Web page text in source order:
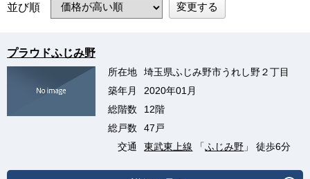
並び順 変更する
プラウドふじみ野
所在地
埼玉県ふじみ野市うれし野２丁目
築年月
2020年01月
総階数
12階
総戸数
47戸
交通
東武東上線 「ふじみ野 」 徒歩6分